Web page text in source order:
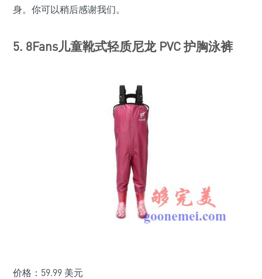
身。你可以稍后感谢我们。
5. 8Fans儿童靴式轻质尼龙 PVC 护胸泳裤
价格：59.99 美元